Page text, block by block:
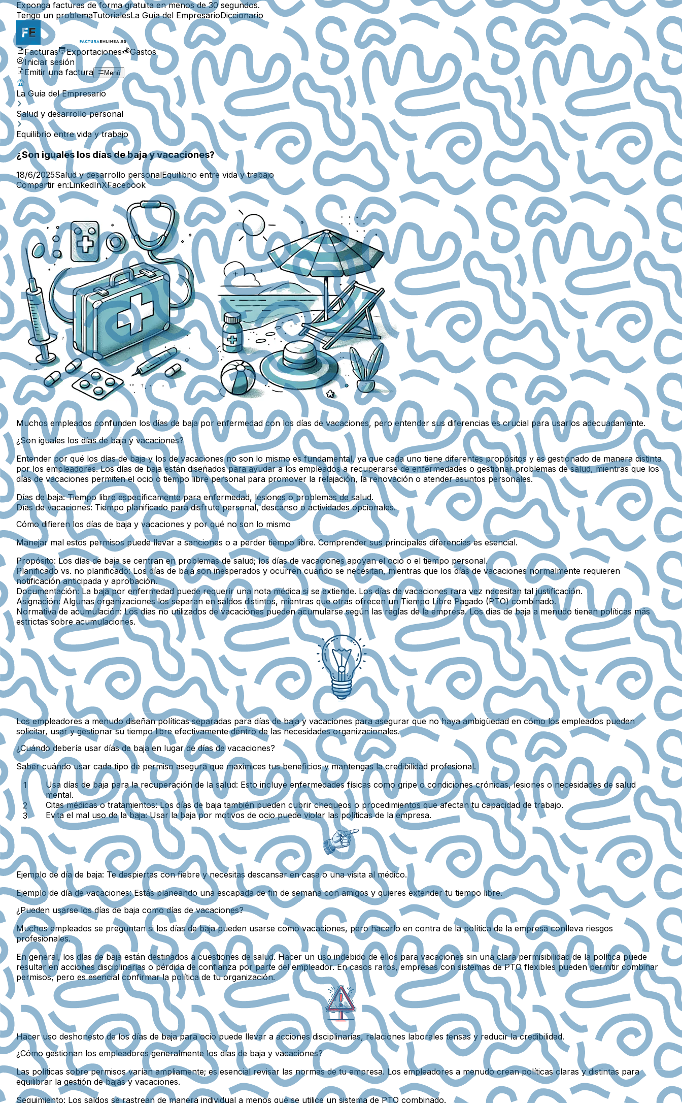
Exponga facturas de forma gratuita en menos de 30 segundos.
Tengo un problemaTutorialesLa Guía del EmpresarioDiccionario
Facturas Exportaciones
Gastos
Iniciar sesión
Emitir una factura
Menú
La Guía del Empresario
Salud y desarrollo personal
Equilibrio entre vida y trabajo
¿Son iguales los días de baja y vacaciones?
18/6/2025Salud y desarrollo personalEquilibrio entre vida y trabajo
Compartir en:LinkedInXFacebook
Muchos empleados confunden los días de baja por enfermedad con los días de vacaciones, pero entender sus diferencias es crucial para usarlos adecuadamente.
¿Son iguales los días de baja y vacaciones?
Entender por qué los días de baja y los de vacaciones no son lo mismo es fundamental, ya que cada uno tiene diferentes propósitos y es gestionado de manera distinta
por los empleadores. Los días de baja están diseñados para ayudar a los empleados a recuperarse de enfermedades o gestionar problemas de salud, mientras que los
días de vacaciones permiten el ocio o tiempo libre personal para promover la relajación, la renovación o atender asuntos personales.
Días de baja: Tiempo libre específicamente para enfermedad, lesiones o problemas de salud.
Días de vacaciones: Tiempo planificado para disfrute personal, descanso o actividades opcionales.
Cómo difieren los días de baja y vacaciones y por qué no son lo mismo
Manejar mal estos permisos puede llevar a sanciones o a perder tiempo libre. Comprender sus principales diferencias es esencial.
Propósito: Los días de baja se centran en problemas de salud; los días de vacaciones apoyan el ocio o el tiempo personal.
Planificado vs. no planificado:Los días de baja son inesperados y ocurren cuando se necesitan, mientras que los días de vacaciones normalmente requieren
notificación anticipada y aprobación.
Documentación: La baja por enfermedad puede requerir una nota médica si se extiende. Los días de vacaciones rara vez necesitan tal justificación.
Asignación:Algunas organizaciones los separan en saldos distintos, mientras que otras ofrecen un Tiempo Libre Pagado (PTO) combinado.
Normativa de acumulación: Los días no utilizados de vacaciones pueden acumularse según las reglas de la empresa. Los días de baja a menudo tienen políticas más
estrictas sobre acumulaciones.
Los empleadores a menudo diseñan políticas separadas para días de baja y vacaciones para asegurar que no haya ambigüedad en cómo los empleados pueden
solicitar, usar y gestionar su tiempo libre efectivamente dentro de las necesidades organizacionales.
¿Cuándo debería usar días de baja en lugar de días de vacaciones?
Saber cuándo usar cada tipo de permiso asegura que maximices tus beneficios y mantengas la credibilidad profesional.
Usa días de baja para la recuperación de la salud: Esto incluye enfermedades físicas como gripe o condiciones crónicas, lesiones o necesidades de salud
mental.
Citas médicas o tratamientos:Los días de baja también pueden cubrir chequeos o procedimientos que afectan tu capacidad de trabajo.
Evita el mal uso de la baja:Usar la baja por motivos de ocio puede violar las políticas de la empresa.
Ejemplo de día de baja: Te despiertas con fiebre y necesitas descansar en casa o una visita al médico.
Ejemplo de día de vacaciones:Estás planeando una escapada de fin de semana con amigos y quieres extender tu tiempo libre.
¿Pueden usarse los días de baja como días de vacaciones?
Muchos empleados se preguntan si los días de baja pueden usarse como vacaciones, pero hacerlo en contra de la política de la empresa conlleva riesgos
profesionales.
En general, los días de baja están destinados a cuestiones de salud. Hacer un uso indebido de ellos para vacaciones sin una clara permisibilidad de la política puede
resultar en acciones disciplinarias o pérdida de confianza por parte del empleador. En casos raros, empresas con sistemas de PTO flexibles pueden permitir combinar
permisos, pero es esencial confirmar la política de tu organización.
Hacer uso deshonesto de los días de baja para ocio puede llevar a acciones disciplinarias, relaciones laborales tensas y reducir la credibilidad.
¿Cómo gestionan los empleadores generalmente los días de baja y vacaciones?
Las políticas sobre permisos varían ampliamente; es esencial revisar las normas de tu empresa. Los empleadores a menudo crean políticas claras y distintas para
equilibrar la gestión de bajas y vacaciones.
Seguimiento: Los saldos se rastrean de manera individual a menos que se utilice un sistema de PTO combinado.